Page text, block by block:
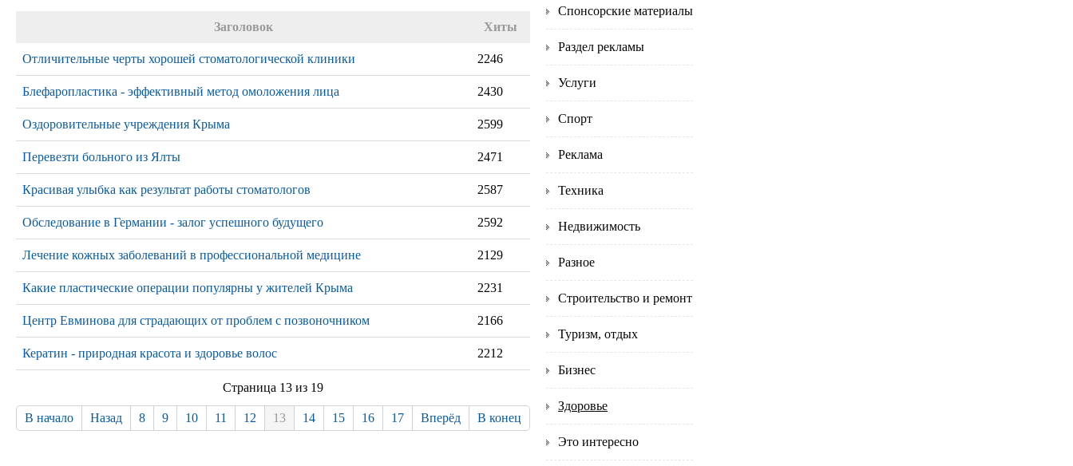
Заголовок Хиты
Отличительные черты хорошей стоматологической клиники 2246
Блефаропластика - эффективный метод омоложения лица 2430
Оздоровительные учреждения Крыма 2599
Перевезти больного из Ялты 2471
Красивая улыбка как результат работы стоматологов 2587
Обследование в Германии - залог успешного будущего 2592
Лечение кожных заболеваний в профессиональной медицине 2129
Какие пластические операции популярны у жителей Крыма 2231
Центр Евминова для страдающих от проблем с позвоночником 2166
Кератин - природная красота и здоровье волос 2212
Страница 13 из 19
В начало Назад 8 9 10 11 12 13 14 15 16 17 Вперёд В конец
Спонсорские материалы
Раздел рекламы
Услуги
Спорт
Реклама
Техника
Недвижимость
Разное
Строительство и ремонт
Туризм, отдых
Бизнес
Здоровье
Это интересно